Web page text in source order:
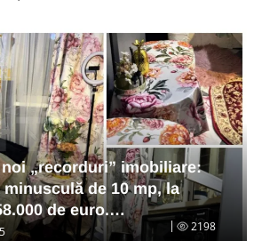
„recorduri” imobiliare:
de 10 mp, la
de euro.…
2198